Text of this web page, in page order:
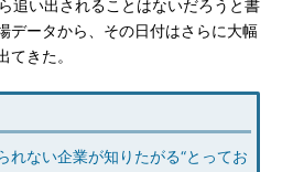
追い出されることはないだろうと書
データから、その日付はさらに大幅
てきた。
れない企業が知りたがる“とってお